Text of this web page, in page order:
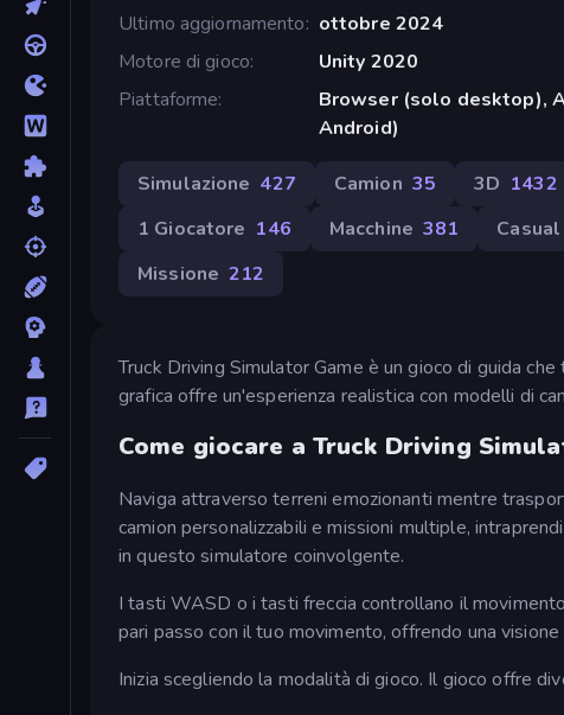
Ultimo aggiornamento
ottobre 2024
Motore di gioco
Unity 2020
Piattaforme
Browser (solo desktop),
Android)
Simulazione 427 Camion 35 3D 1432
1 Giocatore 146 Macchine 381 Casual
Missione 212
Truck Driving Simulator Game è un gioco di guida
grafica offre un'esperienza realistica con modelli di
Come giocare a Truck Driving
Naviga attraverso terreni emozionanti mentre
camion personalizzabili e missioni multiple,
in questo simulatore coinvolgente.
I tasti WASD o i tasti freccia controllano il
pari passo con il tuo movimento, offrendo una
Inizia scegliendo la modalità di gioco. Il gioco offre